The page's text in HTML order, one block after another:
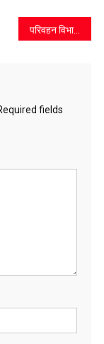
परिवहन विभाग का सख्त चेकिंग अभियान
fields